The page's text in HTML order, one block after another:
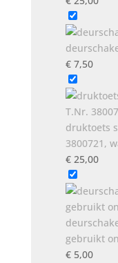
€7,50
druktoets
3800721,
€25,00
gebruikt
€5,00